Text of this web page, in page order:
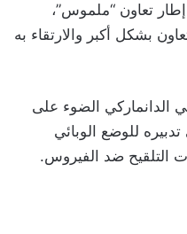
إطار تعاون “ملموس”،
بشكل أكبر والارتقاء به
الدانماركي الضوء على
للوضع الوبائي